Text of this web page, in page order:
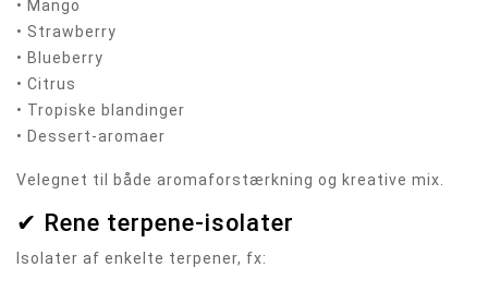
• Mango
• Strawberry
• Blueberry
• Citrus
• Tropiske blandinger
• Dessert-aromaer
Velegnet til både aroma­forstærkning og kreative mix.
✔ Rene terpene-isolater
Isolater af enkelte terpener, fx: